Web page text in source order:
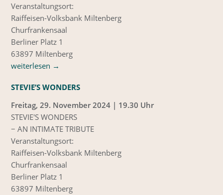
Veranstaltungsort:
Raiffeisen-Volksbank Miltenberg
Churfrankensaal
Berliner Platz 1
63897 Miltenberg
weiterlesen →
STEVIE’S WONDERS
Freitag, 29. November 2024 | 19.30 Uhr
STEVIE'S WONDERS
− AN INTIMATE TRIBUTE
Veranstaltungsort:
Raiffeisen-Volksbank Miltenberg
Churfrankensaal
Berliner Platz 1
63897 Miltenberg